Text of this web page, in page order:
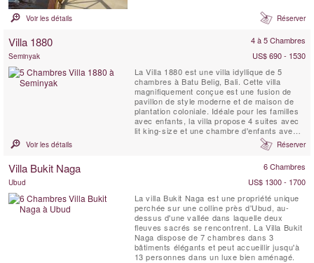
autonome, est au complet et dispose
d'installations exceptionnelles, dont deux
une aire de jeux pour enfants....
Voir les détails Réserver
Villa 1880 4 à 5 Chambres
Seminyak
US$ 690 - 1530
La Villa 1880 est une villa idyllique de 5
chambres à Batu Belig, Bali. Cette villa
magnifiquement conçue est une fusion de
pavillon de style moderne et de maison de
plantation coloniale. Idéale pour les familles
avec enfants, la villa propose 4 suites avec
lit king-size et une chambre d'enfants avec 8
lits superposés. Villa 1880 rayonne de plaisir
et de rajeunissement. La villa est équipée
salon avec une salle multimédia avec ...
Voir les détails Réserver
Villa Bukit Naga 6 Chambres
Ubud
US$ 1300 - 1700
La villa Bukit Naga est une propriété unique
perchée sur une colline près d'Ubud, au-
dessus d'une vallée dans laquelle deux
fleuves sacrés se rencontrent. La Villa Bukit
Naga dispose de 7 chambres dans 3
bâtiments élégants et peut accueillir jusqu'à
13 personnes dans un luxe bien aménagé.